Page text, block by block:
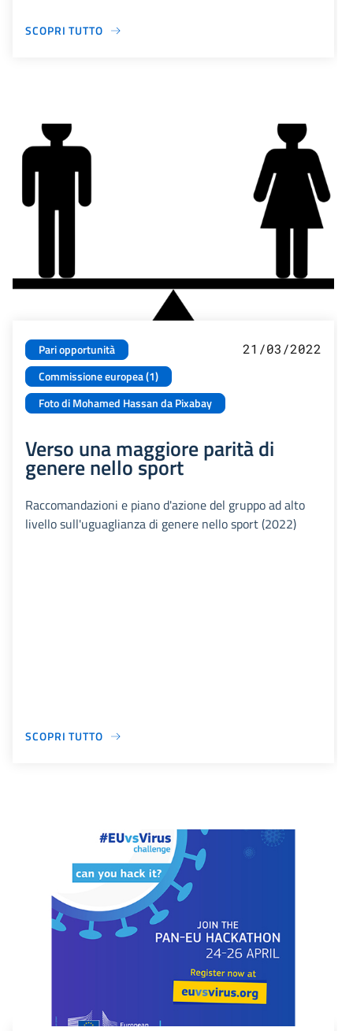
SCOPRI TUTTO
Pari opportunità
Commissione europea (1)
Foto di Mohamed Hassan da Pixabay
21/03/2022
Verso una maggiore parità di
genere nello sport
Raccomandazioni e piano d'azione del gruppo ad alto
livello sull'uguaglianza di genere nello sport (2022)
SCOPRI TUTTO